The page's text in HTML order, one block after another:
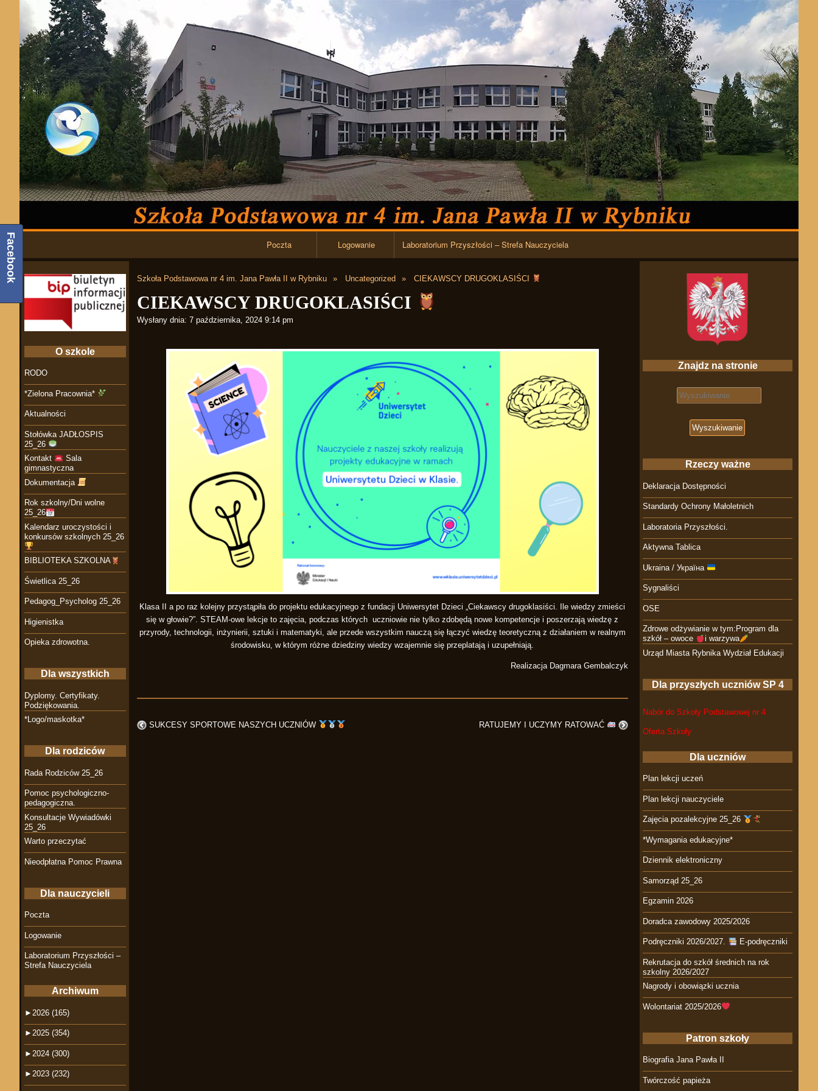
Przejdź do zawartości
Poczta Logowanie Laboratorium Przyszłości – Strefa Nauczyciela
Szkoła Podstawowa nr 4 im. Jana Pawła II w Rybniku Uncategorized CIEKAWSCY DRUGOKLASIŚCI
CIEKAWSCY DRUGOKLASIŚCI
Wysłany dnia: 7 października, 2024 9:14 pm
Klasa II a po raz kolejny przystąpiła do projektu edukacyjnego z fundacji Uniwersytet Dzieci „Ciekawscy drugoklasiści. Ile wiedzy zmieści
się w głowie?”. STEAM-owe lekcje to zajęcia, podczas których uczniowie nie tylko zdobędą nowe kompetencje i poszerzają wiedzę z
przyrody, technologii, inżynierii, sztuki i matematyki, ale przede wszystkim nauczą się łączyć wiedzę teoretyczną z działaniem w realnym
środowisku, w którym różne dziedziny wiedzy wzajemnie się przeplatają i uzupełniają.
Realizacja Dagmara Gembalczyk
SUKCESY SPORTOWE NASZYCH UCZNIÓW RATUJEMY I UCZYMY RATOWAĆ
Znajdz na stronie
Search for:
Rzeczy ważne
Deklaracja Dostępności
Standardy Ochrony Małoletnich
Laboratoria Przyszłości.
Aktywna Tablica
Ukraina / Україна
Sygnaliści
OSE
Zdrowe odżywianie w tym:Program dla
szkół – owoce
i warzywa
Urząd Miasta Rybnika Wydział Edukacji
Dla przyszłych uczniów SP 4
Nabór do Szkoły Podstawowej nr 4
Oferta Szkoły
Dla uczniów
Plan lekcji uczeń
Plan lekcji nauczyciele
Zajęcia pozalekcyjne 25_26
*Wymagania edukacyjne*
Dziennik elektroniczny
Samorząd 25_26
Egzamin 2026
Doradca zawodowy 2025/2026
Podręczniki 2026/2027. E-podręczniki
Rekrutacja do szkół średnich na rok
szkolny 2026/2027
Nagrody i obowiązki ucznia
Wolontariat 2025/2026
Patron szkoły
Biografia Jana Pawła II
Twórczość papieża
O szkole
RODO
*Zielona Pracownia*
Aktualności
Stołówka JADŁOSPIS
25_26
Kontakt
Sala
gimnastyczna
Dokumentacja
Rok szkolny/Dni wolne
25_26
Kalendarz uroczystości i
konkursów szkolnych 25_26
BIBLIOTEKA SZKOLNA
Świetlica 25_26
Pedagog_Psycholog 25_26
Higienistka
Opieka zdrowotna.
Dla wszystkich
Dyplomy. Certyfikaty.
Podziękowania.
*Logo/maskotka*
Dla rodziców
Rada Rodziców 25_26
Pomoc psychologiczno-
pedagogiczna.
Konsultacje Wywiadówki
25_26
Warto przeczytać
Nieodpłatna Pomoc Prawna
Dla nauczycieli
Poczta
Logowanie
Laboratorium Przyszłości –
Strefa Nauczyciela
Archiwum
► 2026 (165)
► 2025 (354)
► 2024 (300)
► 2023 (232)
Facebook